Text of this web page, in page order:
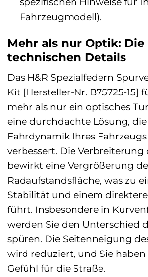
Fahrzeugmodell).
Mehr als nur Optik: Die
technischen Details
Das H&R Spezialfedern
Kit [Hersteller-Nr. B75725-15]
mehr als nur ein optisches
eine durchdachte Lösung,
Fahrdynamik Ihres
verbessert. Die
bewirkt eine Vergrößerung
Radaufstandsfläche, was zu
Stabilität und einem
führt. Insbesondere in
werden Sie den Unterschied
spüren. Die Seitenneigung
wird reduziert, und Sie haben
Gefühl für die Straße.